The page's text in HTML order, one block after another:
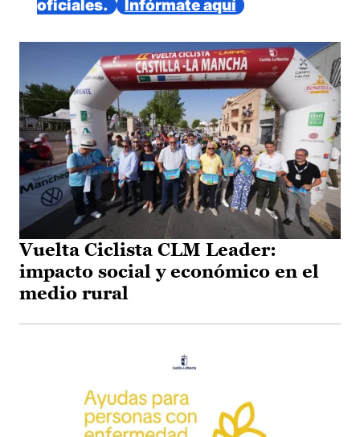
oficiales.
Infórmate aquí
Vuelta Ciclista CLM Leader:
impacto social y económico en el
medio rural